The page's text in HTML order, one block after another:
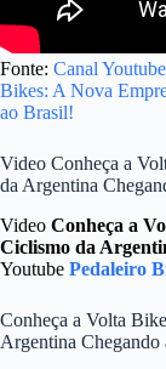
Fonte: Canal
Bikes: A Nova
ao Brasil!
Video Conheça a
da Argentina
Video Conheça a
Ciclismo da
Youtube Pedaleiro
Conheça a Volta
Argentina